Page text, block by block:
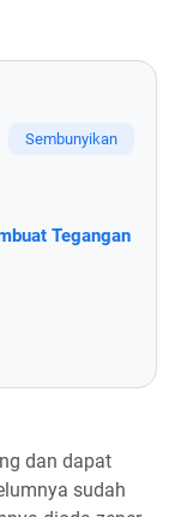
Tegangan
dan dapat
sudah